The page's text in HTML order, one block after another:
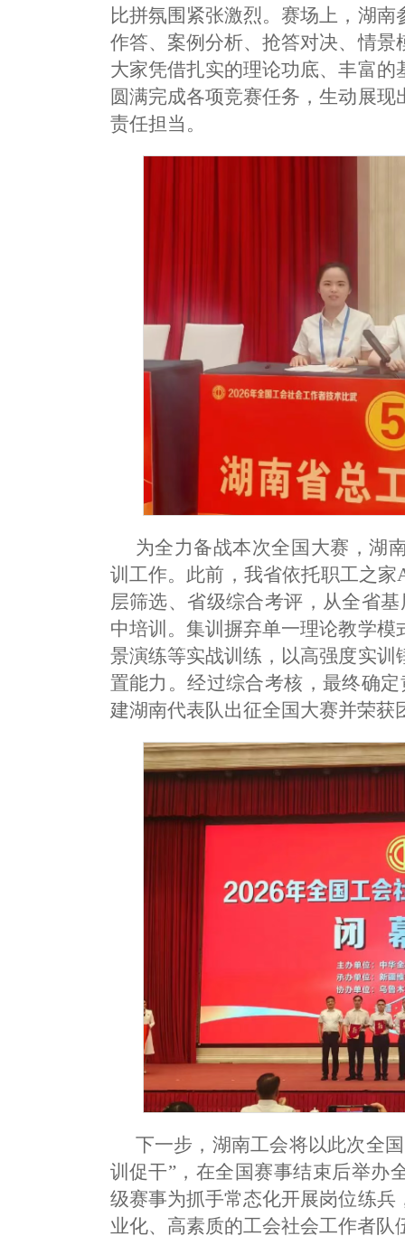
比拼氛围紧张激烈。赛场上，湖
作答、案例分析、抢答对决、情
大家凭借扎实的理论功底、丰富
圆满完成各项竞赛任务，生动展
责任担当。
为全力备战本次全国大赛，湖
训工作。此前，我省依托职工之
层筛选、省级综合考评，从全省
中培训。集训摒弃单一理论教学
景演练等实战训练，以高强度实
置能力。经过综合考核，最终确
建湖南代表队出征全国大赛并荣获
下一步，湖南工会将以此次全
训促干”，在全国赛事结束后举办
级赛事为抓手常态化开展岗位练
业化、高素质的工会社会工作者